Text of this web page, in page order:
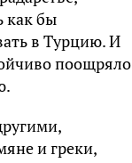
как бы
в Турцию. И
поощряло
и греки,